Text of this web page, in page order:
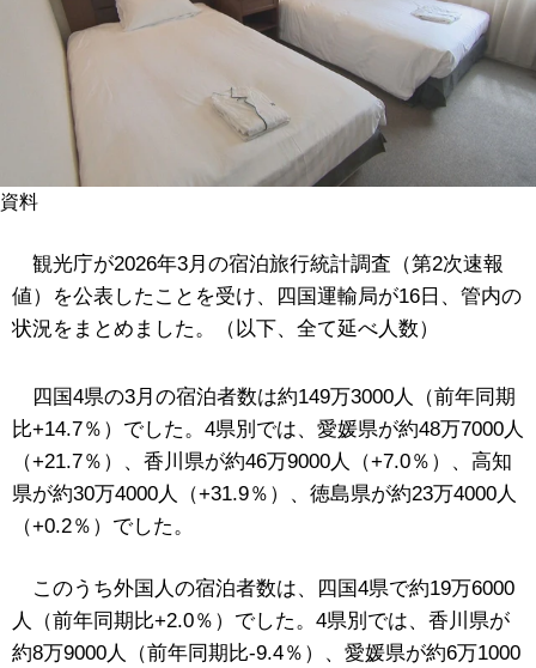
資料
観光庁が2026年3月の宿泊旅行統計調査（第2次速報
値）を公表したことを受け、四国運輸局が16日、管内の
状況をまとめました。（以下、全て延べ人数）
四国4県の3月の宿泊者数は約149万3000人（前年同期
比+14.7％）でした。4県別では、愛媛県が約48万7000人
（+21.7％）、香川県が約46万9000人（+7.0％）、高知
県が約30万4000人（+31.9％）、徳島県が約23万4000人
（+0.2％）でした。
このうち外国人の宿泊者数は、四国4県で約19万6000
人（前年同期比+2.0％）でした。4県別では、香川県が
約8万9000人（前年同期比-9.4％）、愛媛県が約6万1000